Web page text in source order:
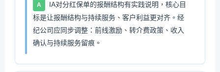
A
IA对分红保单的报酬结构有实践说明，核心目
标是让报酬结构与持续服务、客户利益更对齐。经
纪公司应同步调整：前线激励、转介费政策、收入
确认与持续服务留痕。